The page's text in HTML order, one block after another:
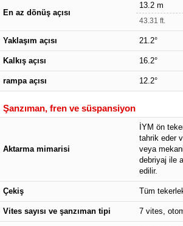
En az dönüş açısı
13.2 m
43.31 ft.
Yaklaşım açısı 21.2°
Kalkış açısı 16.2°
rampa açısı 12.2°
Şanzıman, fren ve süspansiyon
Aktarma mimarisi
İYM ön
tahrik eder
veya
debriyaj ile
edilir.
Çekiş Tüm
Vites sayısı ve şanzıman tipi 7 vites,